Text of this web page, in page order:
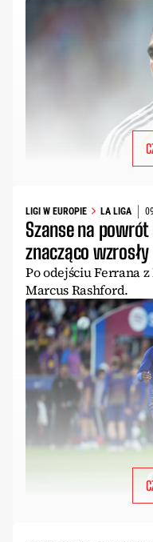
LIGI W EUROPIE LA LIGA
Szanse na
znacząco wzrosły
Po odejściu Ferrana
Marcus Rashford.